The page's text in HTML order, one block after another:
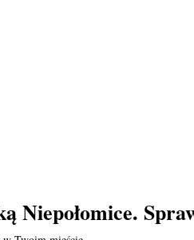
Niepołomice.